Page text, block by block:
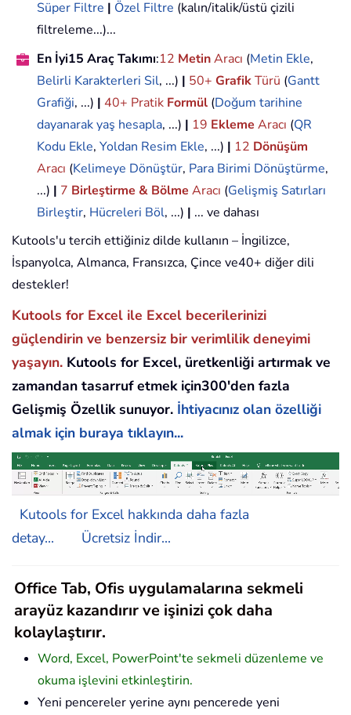
Süper Filtre | Özel Filtre (kalın/italik/üstü çizili
filtreleme...)...
En İyi15 Araç Takımı:12 MetinAracı (Metin Ekle,
Belirli Karakterleri Sil, ...) | 50+ GrafikTürü (Gantt
Grafiği, ...) | 40+ Pratik Formül (Doğum tarihine
dayanarak yaş hesapla, ...) | 19 Ekleme Aracı (QR
Kodu Ekle, Yoldan Resim Ekle, ...) | 12 Dönüşüm
Aracı (Kelimeye Dönüştür, Para Birimi Dönüştürme,
...) | 7 Birleştirme & Bölme Aracı (Gelişmiş Satırları
Birleştir, Hücreleri Böl, ...) | ... ve dahası
Kutools'u tercih ettiğiniz dilde kullanın – İngilizce,
İspanyolca, Almanca, Fransızca, Çince ve40+ diğer dili
destekler!
Kutools for Excel ile Excel becerilerinizi
güçlendirin ve benzersiz bir verimlilik deneyimi
yaşayın. Kutools for Excel, üretkenliği artırmak ve
zamandan tasarruf etmek için300'den fazla
Gelişmiş Özellik sunuyor. İhtiyacınız olan özelliği
almak için buraya tıklayın...
Kutools for Excel hakkında daha fazla
detay...
Ücretsiz İndir...
Office Tab, Ofis uygulamalarına sekmeli
arayüz kazandırır ve işinizi çok daha
kolaylaştırır.
Word, Excel, PowerPoint'te sekmeli düzenleme ve
okuma işlevini etkinleştirin.
Yeni pencereler yerine aynı pencerede yeni